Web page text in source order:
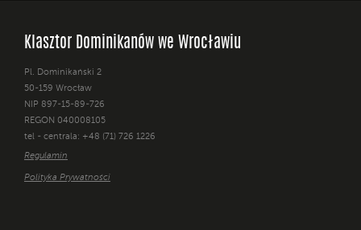
Klasztor Dominikanów we Wrocławiu
Pl. Dominikański 2
50-159 Wrocław
NIP 897-15-89-726
REGON 040008105
tel - centrala: +48 (71) 726 1226
Regulamin
Polityka Prywatności